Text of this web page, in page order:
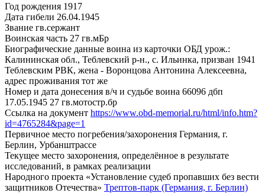
Год рождения 1917
Дата гибели 26.04.1945
Звание гв.сержант
Воинская часть 27 гв.мБр
Биографические данные воина из карточки ОБД урож.:
Калининская обл., Теблевский р-н., с. Ильинка, призван 1941
Теблевским РВК, жена - Воронцова Антонина Алексеевна,
адрес проживания тот же
Номер и дата донесения в/ч и судьбе воина 66096 дбп
17.05.1945 27 гв.мотостр.бр
Ссылка на документ https://www.obd-memorial.ru/html/info.htm?
id=4765284&page=1
Первичное место погребения/захоронения Германия, г.
Берлин, Урбанштрассе
Текущее место захоронения, определённое в результате
исследований, в рамках реализации
Народного проекта «Установление судеб пропавших без вести
защитников Отечества» Трептов-парк (Германия, г. Берлин)